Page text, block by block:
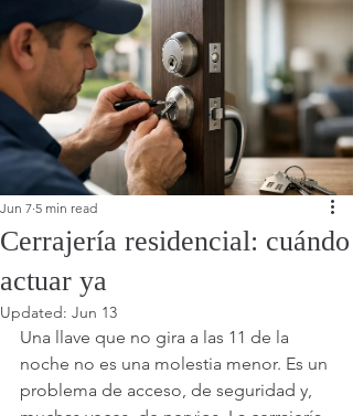
Cerrajería residencial: cuándo
actuar ya
Jun 7 5 min read
Updated: Jun 13
Una llave que no gira a las 11 de la
noche no es una molestia menor. Es un
problema de acceso, de seguridad y,